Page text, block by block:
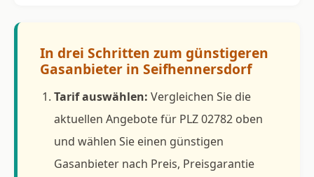
In drei Schritten zum günstigeren
Gasanbieter in Seifhennersdorf
Tarif auswählen: Vergleichen Sie die
aktuellen Angebote für PLZ 02782 oben
und wählen Sie einen günstigen
Gasanbieter nach Preis, Preisgarantie